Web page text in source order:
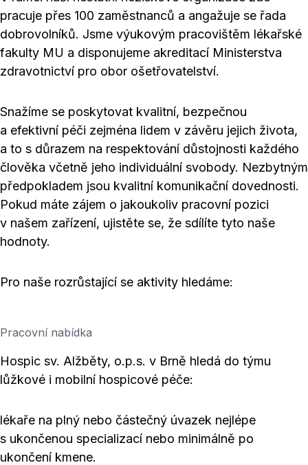
pracuje přes 100 zaměstnanců a angažuje se řada
dobrovolníků. Jsme výukovým pracovištěm lékařské
fakulty MU a disponujeme akreditací Ministerstva
zdravotnictví pro obor ošetřovatelství.
Snažíme se poskytovat kvalitní, bezpečnou
a efektivní péči zejména lidem v závěru jejich života,
a to s důrazem na respektování důstojnosti každého
člověka včetně jeho individuální svobody. Nezbytným
předpokladem jsou kvalitní komunikační dovednosti.
Pokud máte zájem o jakoukoliv pracovní pozici
v našem zařízení, ujistěte se, že sdílíte tyto naše
hodnoty.
Pro naše rozrůstající se aktivity hledáme:
Pracovní nabídka
Hospic sv. Alžběty, o.p.s. v Brně hledá do týmu
lůžkové i mobilní hospicové péče:
lékaře na plný nebo částečný úvazek nejlépe
s ukončenou specializací nebo minimálně po
ukončení kmene.